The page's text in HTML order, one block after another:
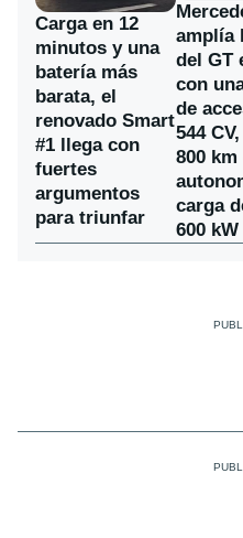
Carga en 12
minutos y una
batería más
barata, el
renovado Smart
#1 llega con
fuertes
argumentos
para triunfar
amplía
del GT
con
de
544
800 km
carga
600 kW